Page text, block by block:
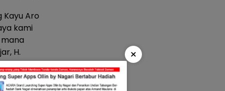
Aro
kami
H.
positif dari
×